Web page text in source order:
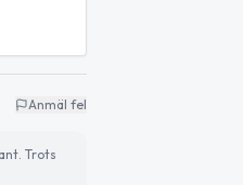
Anmäl fel
Trots